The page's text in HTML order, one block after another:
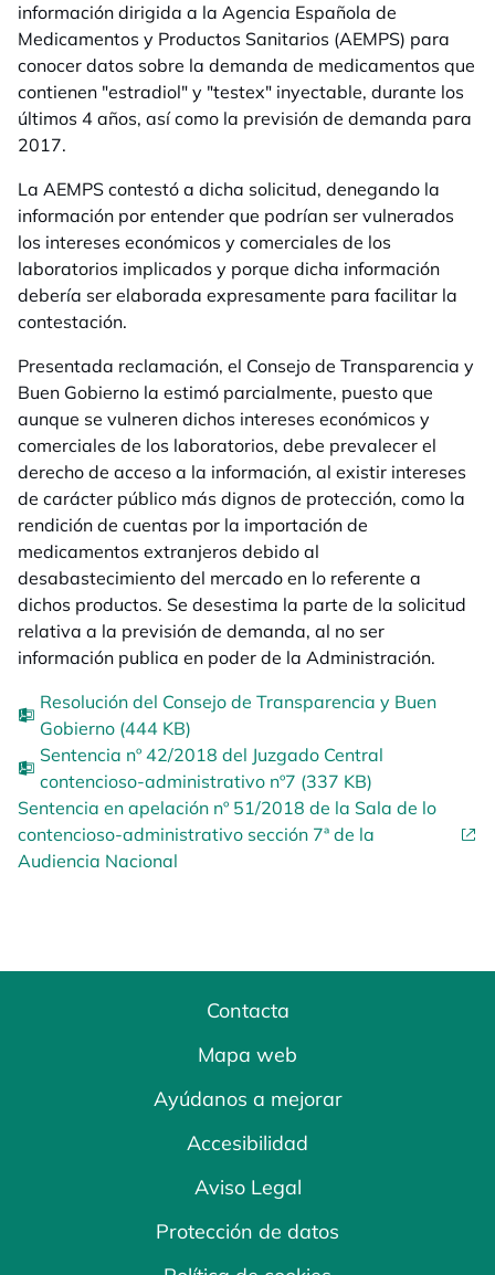
información dirigida a la Agencia Española de
Medicamentos y Productos Sanitarios (AEMPS) para
conocer datos sobre la demanda de medicamentos que
contienen "estradiol" y "testex" inyectable, durante los
últimos 4 años, así como la previsión de demanda para
2017.
La AEMPS contestó a dicha solicitud, denegando la
información por entender que podrían ser vulnerados
los intereses económicos y comerciales de los
laboratorios implicados y porque dicha información
debería ser elaborada expresamente para facilitar la
contestación.
Presentada reclamación, el Consejo de Transparencia y
Buen Gobierno la estimó parcialmente, puesto que
aunque se vulneren dichos intereses económicos y
comerciales de los laboratorios, debe prevalecer el
derecho de acceso a la información, al existir intereses
de carácter público más dignos de protección, como la
rendición de cuentas por la importación de
medicamentos extranjeros debido al
desabastecimiento del mercado en lo referente a
dichos productos. Se desestima la parte de la solicitud
relativa a la previsión de demanda, al no ser
información publica en poder de la Administración.
Resolución del Consejo de Transparencia y Buen
Gobierno (444 KB)
Sentencia nº 42/2018 del Juzgado Central
contencioso-administrativo nº7 (337 KB)
Sentencia en apelación nº 51/2018 de la Sala de lo
contencioso-administrativo sección 7ª de la
Audiencia Nacional
Contacta
Mapa web
Ayúdanos a mejorar
Accesibilidad
Aviso Legal
Protección de datos